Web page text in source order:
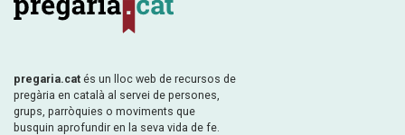
pregaria.cat és un lloc web de recursos de
pregària en català al servei de persones,
grups, parròquies o moviments que
busquin aprofundir en la seva vida de fe.